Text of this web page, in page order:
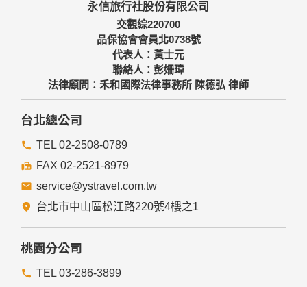
永信旅行社股份有限公司
交觀綜220700
品保協會會員北0738號
代表人：黃士元
聯絡人：彭姍瑋
法律顧問：禾和國際法律事務所 陳德弘 律師
台北總公司
TEL 02-2508-0789
FAX 02-2521-8979
service@ystravel.com.tw
台北市中山區松江路220號4樓之1
桃園分公司
TEL 03-286-3899